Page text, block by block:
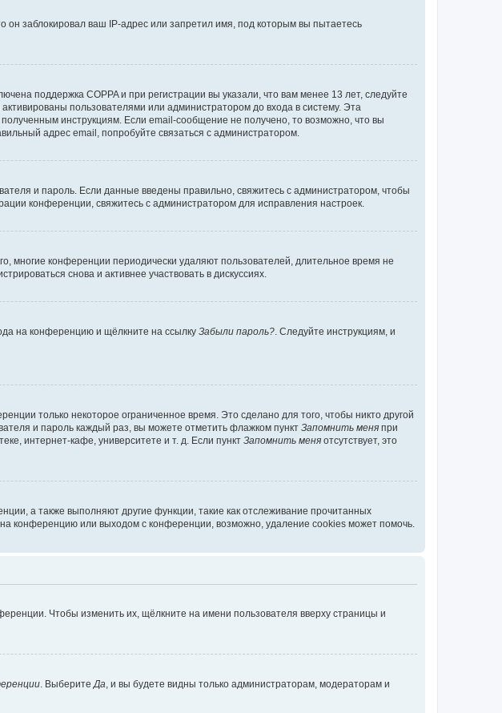
заблокировал ваш IP-адрес или запретил имя, под которым вы пытаетесь
поддержка COPPA и при регистрации вы указали, что вам менее 13 лет, следуйте
пользователями или администратором до входа в систему. Эта
инструкциям. Если email-сообщение не получено, то возможно, что вы
адрес email, попробуйте связаться с администратором.
и пароль. Если данные введены правильно, свяжитесь с администратором, чтобы
конференции, свяжитесь с администратором для исправления настроек.
многие конференции периодически удаляют пользователей, длительное время не
снова и активнее участвовать в дискуссиях.
на конференцию и щёлкните на ссылку Забыли пароль?. Следуйте инструкциям, и
только некоторое ограниченное время. Это сделано для того, чтобы никто другой
и пароль каждый раз, вы можете отметить флажком пункт Запомнить меня при
интернет-кафе, университете и т. д. Если пункт Запомнить меня отсутствует, это
а также выполняют другие функции, такие как отслеживание прочитанных
конференцию или выходом с конференции, возможно, удаление cookies может помочь.
Чтобы изменить их, щёлкните на имени пользователя вверху страницы и
. ВыберитеДа, и вы будете видны только администраторам, модераторам и